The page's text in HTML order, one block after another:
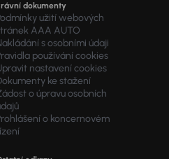
dokumenty
užití webových
AAA AUTO
s osobními údaji
používání cookies
nastavení cookies
ke stažení
o úpravu osobních
o koncernovém